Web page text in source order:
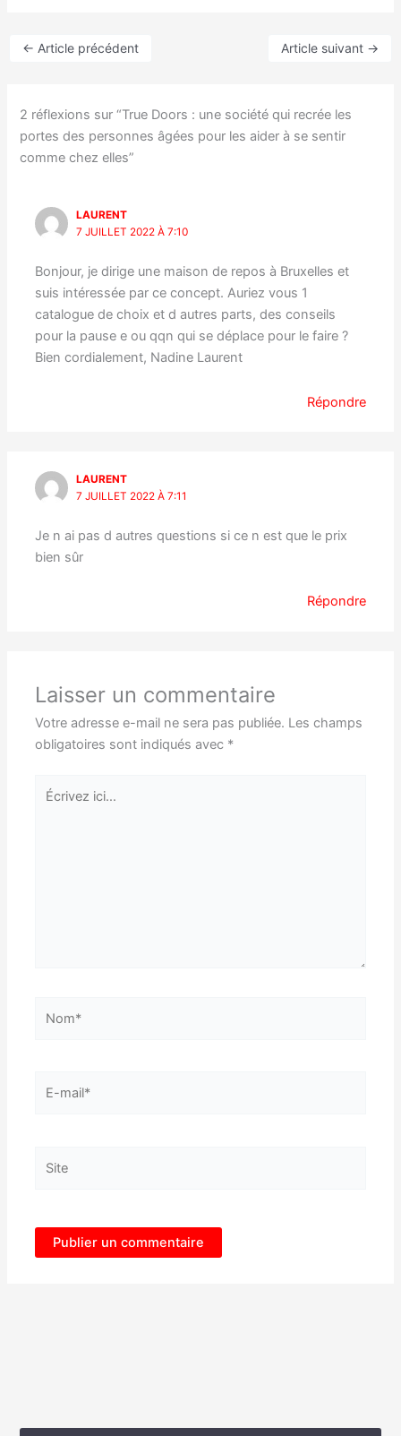
← Article précédent Article suivant →
2 réflexions sur “True Doors : une société qui recrée les
portes des personnes âgées pour les aider à se sentir
comme chez elles”
LAURENT
7 JUILLET 2022 À 7:10
Bonjour, je dirige une maison de repos à Bruxelles et
suis intéressée par ce concept. Auriez vous 1
catalogue de choix et d autres parts, des conseils
pour la pause e ou qqn qui se déplace pour le faire ?
Bien cordialement, Nadine Laurent
Répondre
LAURENT
7 JUILLET 2022 À 7:11
Je n ai pas d autres questions si ce n est que le prix
bien sûr
Répondre
Laisser un commentaire
Votre adresse e-mail ne sera pas publiée. Les champs
obligatoires sont indiqués avec *
Écrivez
ici…